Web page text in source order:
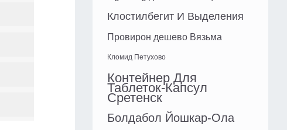
Клостилбегит И Выделения
Провирон дешево Вязьма
Кломид Петухово
Контейнер Для
Таблеток-Капсул
Сретенск
Болдабол Йошкар-Ола